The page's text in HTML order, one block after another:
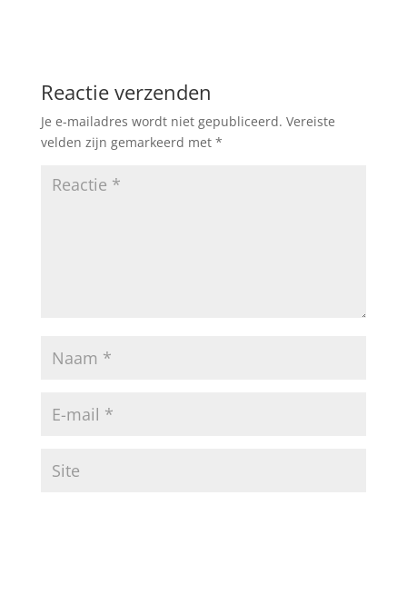
Reactie verzenden
Je e-mailadres wordt niet gepubliceerd. Vereiste
velden zijn gemarkeerd met *